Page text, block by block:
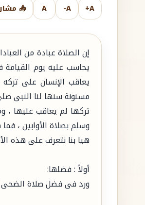
A+
A-
A
📤
إن الصلاة عبادة من
يحاسب عليه يوم
يعاقب الإنسان على
مسنونة سنها لنا النبى
تركها لم يعاقب عليها ،
وسلم بصلاة الأوابين ،
هيا بنا نتعرف على هذه
أولاً : فضلها:
ورد فى فضل صلاة الضحى